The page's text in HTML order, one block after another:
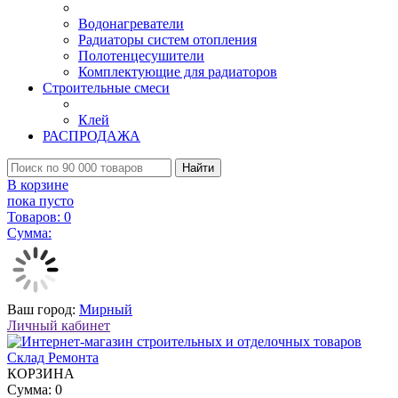
Водонагреватели
Радиаторы систем отопления
Полотенцесушители
Комплектующие для радиаторов
Строительные смеси
Клей
РАСПРОДАЖА
Найти
В корзине
пока пусто
Товаров: 0
Сумма:
Ваш город: Мирный
Личный кабинет
КОРЗИНА
Сумма: 0